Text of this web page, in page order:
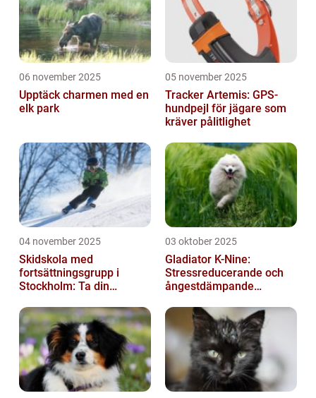
06 november 2025
Upptäck charmen med en
elk park
05 november 2025
Tracker Artemis: GPS-
hundpejl för jägare som
kräver pålitlighet
04 november 2025
Skidskola med
fortsättningsgrupp i
Stockholm: Ta din
03 oktober 2025
Gladiator K-Nine:
Stressreducerande och
ångestdämpande